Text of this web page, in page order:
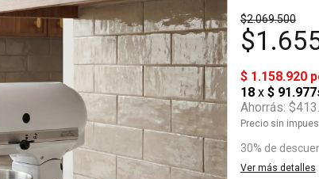
$2.069.500
Ahorrás:
Precio sin
30% de
Ver más detalles